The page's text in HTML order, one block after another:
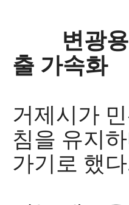
변광용
출 가속화
거제시 가
침을 유지
가기로 했다